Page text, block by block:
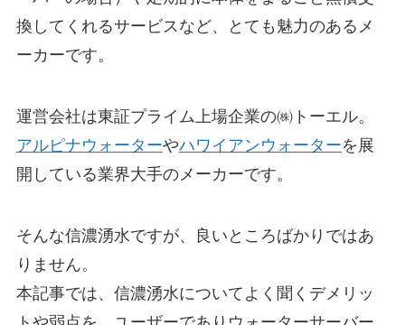
換してくれるサービスなど、とても魅力のあるメ
ーカーです。
運営会社は東証プライム上場企業の㈱トーエル。
アルピナウォーターやハワイアンウォーターを展
開している業界大手のメーカーです。
そんな信濃湧水ですが、良いところばかりではあ
りません。
本記事では、信濃湧水についてよく聞くデメリッ